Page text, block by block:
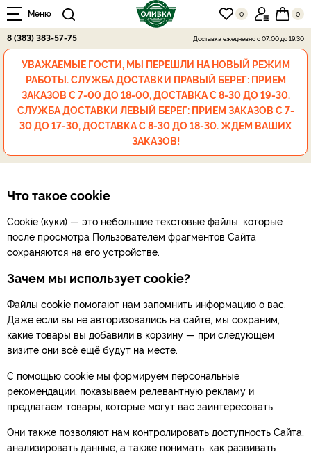
8 (383) 383-57-75 Доставка ежедневнос 07:00 до 19:30
Меню 0 0
УВАЖАЕМЫЕ ГОСТИ, МЫ ПЕРЕШЛИ НА НОВЫЙ РЕЖИМ
РАБОТЫ. СЛУЖБА ДОСТАВКИ ПРАВЫЙ БЕРЕГ: ПРИЕМ
ЗАКАЗОВ С 7-00 ДО 18-00, ДОСТАВКА С 8-30 ДО 19-30.
СЛУЖБА ДОСТАВКИ ЛЕВЫЙ БЕРЕГ: ПРИЕМ ЗАКАЗОВ С 7-
30 ДО 17-30, ДОСТАВКА С 8-30 ДО 18-30. ЖДЕМ ВАШИХ
ЗАКАЗОВ!
Что такое cookie
Cookie (куки) — это небольшие текстовые файлы, которые
после просмотра Пользователем фрагментов Сайта
сохраняются на его устройстве.
Зачем мы использует cookie?
Файлы cookie помогают нам запомнить информацию о вас.
Даже если вы не авторизовались на сайте, мы сохраним,
какие товары вы добавили в корзину — при следующем
визите они всё ещё будут на месте.
С помощью cookie мы формируем персональные
рекомендации, показываем релевантную рекламу и
предлагаем товары, которые могут вас заинтересовать.
Они также позволяют нам контролировать доступность Сайта,
анализировать данные, а также понимать, как развивать